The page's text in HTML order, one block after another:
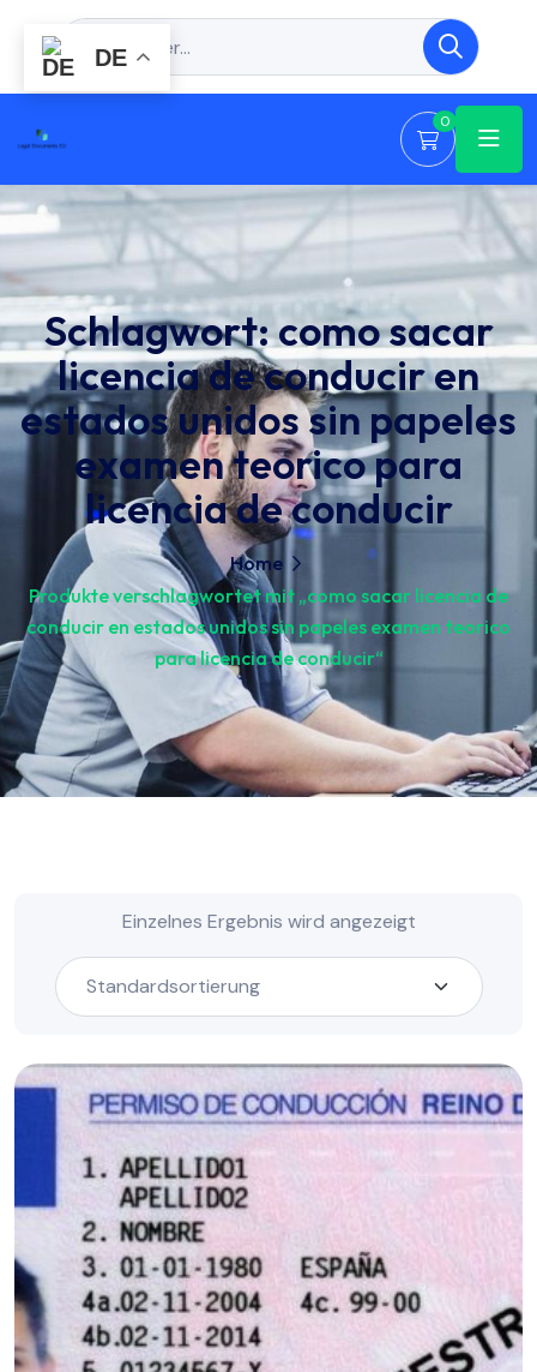
0
Schlagwort:como sacar
licencia de conducir en
estados unidos sin papeles
examen teorico para
licencia de conducir
Home
Produkte verschlagwortet mit „como sacar licencia de
conducir en estados unidos sin papeles examen teorico
para licencia de conducir“
Einzelnes Ergebnis wird angezeigt
DE